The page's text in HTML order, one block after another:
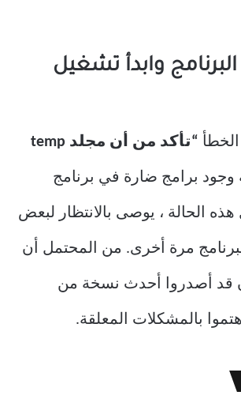
البرنامج وابدأ تشغيل
“تأكد من أن مجلد temp
وجود برامج ضارة في برنامج
هذه الحالة ، يوصى بالانتظار لبعض
مرة أخرى. من المحتمل أن
قد أصدروا أحدث نسخة من
بالمشكلات المعلقة.